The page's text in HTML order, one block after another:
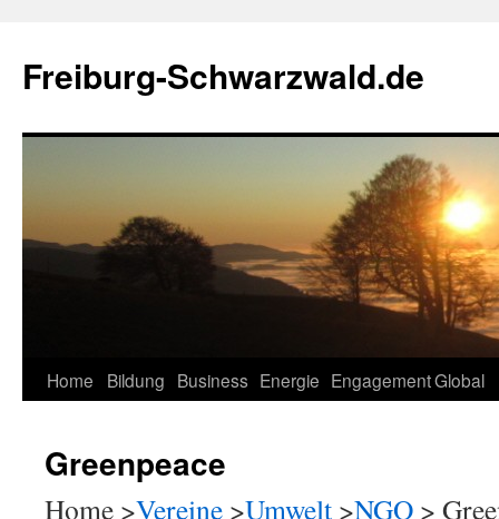
springen
Freiburg-Schwarzwald.de
Home Bildung Business Energie EngagementGlobal
Greenpeace
Home >Vereine >Umwelt >NGO >